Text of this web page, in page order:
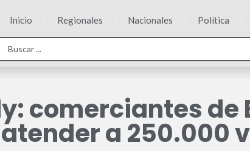
Inicio Regionales Nacionales Política
comerciantes de
a 250.000